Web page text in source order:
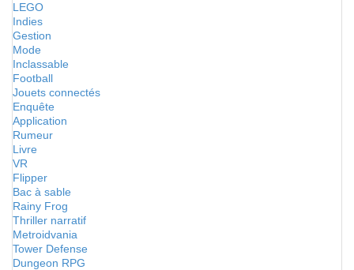
LEGO
Indies
Gestion
Mode
Inclassable
Football
Jouets connectés
Enquête
Application
Rumeur
Livre
VR
Flipper
Bac à sable
Rainy Frog
Thriller narratif
Metroidvania
Tower Defense
Dungeon RPG